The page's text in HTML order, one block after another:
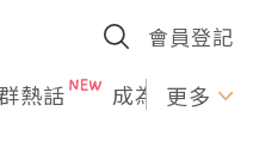
會員登記
熱話 成為U更多